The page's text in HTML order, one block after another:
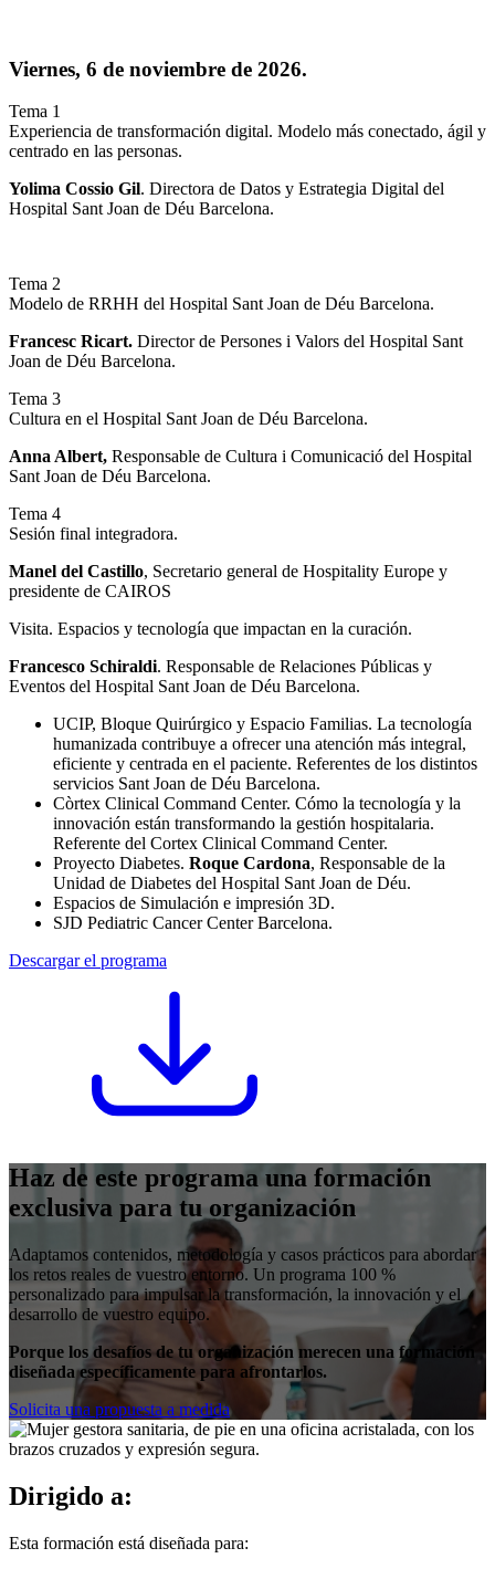
Viernes, 6 de noviembre de 2026.
Tema 1
Experiencia de transformación digital. Modelo más conectado, ágil y
centrado en las personas.
Yolima Cossio Gil. Directora de Datos y Estrategia Digital del
Hospital Sant Joan de Déu Barcelona.
Tema 2
Modelo de RRHH del Hospital Sant Joan de Déu Barcelona.
Francesc Ricart. Director de Persones i Valors del Hospital Sant
Joan de Déu Barcelona.
Tema 3
Cultura en el Hospital Sant Joan de Déu Barcelona.
Anna Albert, Responsable de Cultura i Comunicació del Hospital
Sant Joan de Déu Barcelona.
Tema 4
Sesión final integradora.
Manel del Castillo, Secretario general de Hospitality Europe y
presidente de CAIROS
Visita. Espacios y tecnología que impactan en la curación.
Francesco Schiraldi. Responsable de Relaciones Públicas y
Eventos del Hospital Sant Joan de Déu Barcelona.
UCIP, Bloque Quirúrgico y Espacio Familias. La tecnología
humanizada contribuye a ofrecer una atención más integral,
eficiente y centrada en el paciente. Referentes de los distintos
servicios Sant Joan de Déu Barcelona.
Còrtex Clinical Command Center. Cómo la tecnología y la
innovación están transformando la gestión hospitalaria.
Referente del Cortex Clinical Command Center.
Proyecto Diabetes. Roque Cardona, Responsable de la
Unidad de Diabetes del Hospital Sant Joan de Déu.
Espacios de Simulación e impresión 3D.
SJD Pediatric Cancer Center Barcelona.
Descargar el programa
Haz de este programa una formación
exclusiva para tu organización
Adaptamos contenidos, metodología y casos prácticos para abordar
los retos reales de vuestro entorno. Un programa 100 %
personalizado para impulsar la transformación, la innovación y el
desarrollo de vuestro equipo.
Porque los desafíos de tu organización merecen una formación
diseñada específicamente para afrontarlos.
Solicita una propuesta a medida
Dirigido a:
Esta formación está diseñada para: